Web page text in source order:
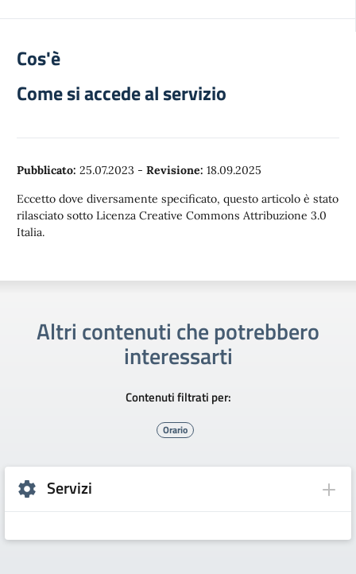
Cos'è
Come si accede al servizio
Pubblicato: 25.07.2023 - Revisione: 18.09.2025
Eccetto dove diversamente specificato, questo articolo è stato
rilasciato sotto Licenza Creative Commons Attribuzione 3.0
Italia.
Altri contenuti che potrebbero
interessarti
Contenuti filtrati per:
Orario
Servizi